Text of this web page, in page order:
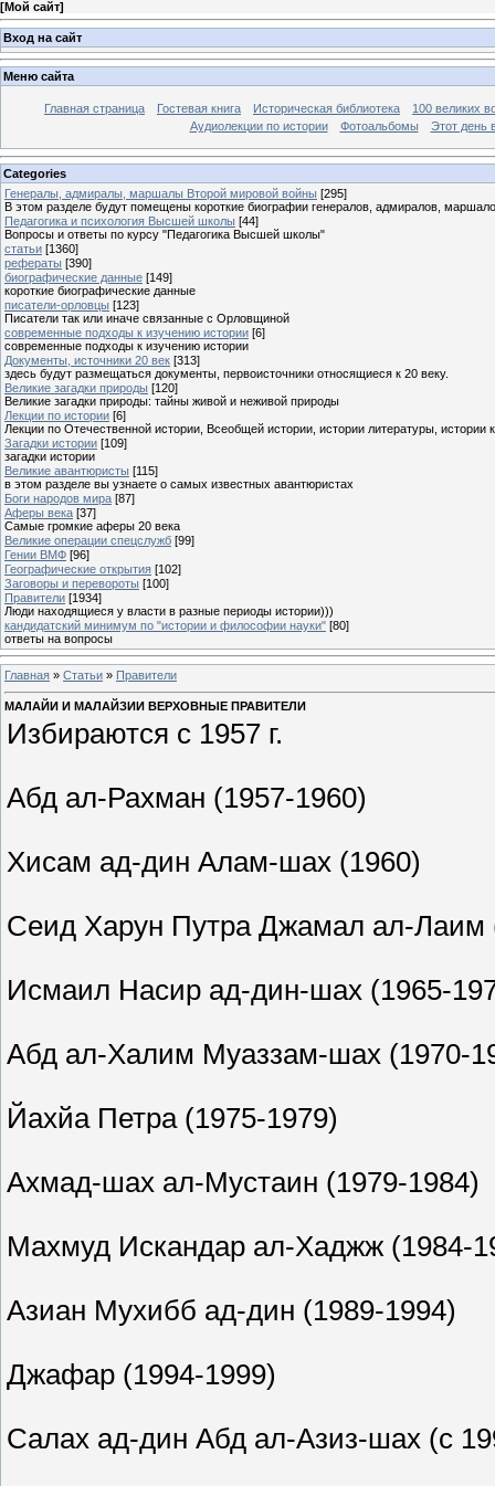
[Мой сайт]
Вход на сайт
Меню сайта
Главная страница Гостевая книга Историческая библиотека
100 великих
Аудиолекции по истории
Фотоальбомы Этот день
Categories
Генералы, адмиралы, маршалы Второй мировой войны [295]
В этом разделе будут помещены короткие биографии генералов, адмиралов,
Педагогика и психология Высшей школы [44]
Вопросы и ответы по курсу "Педагогика Высшей школы"
статьи [1360]
рефераты [390]
биографические данные [149]
короткие биографические данные
писатели-орловцы [123]
Писатели так или иначе связанные с Орловщиной
современные подходы к изучению истории [6]
современные подходы к изучению истории
Документы, источники 20 век [313]
здесь будут размещаться документы, первоисточники относящиеся к 20 веку.
Великие загадки природы [120]
Великие загадки природы: тайны живой и неживой природы
Лекции по истории [6]
Лекции по Отечественной истории, Всеобщей истории, истории литературы, истории
Загадки истории [109]
загадки истории
Великие авантюристы [115]
в этом разделе вы узнаете о самых известных авантюристах
Боги народов мира [87]
Аферы века [37]
Самые громкие аферы 20 века
Великие операции спецслужб [99]
Гении ВМФ [96]
Географические открытия [102]
Заговоры и перевороты [100]
Правители [1934]
Люди находящиеся у власти в разные периоды истории)))
кандидатский минимум по "истории и философии науки" [80]
ответы на вопросы
Главная » Статьи » Правители
МАЛАЙИ И МАЛАЙЗИИ ВЕРХОВНЫЕ ПРАВИТЕЛИ
Избираются с 1957 г.
Абд ал-Рахман (1957-1960)
Хисам ад-дин Алам-шах (1960)
Сеид Харун Путра Джамал ал-Лаим
Исмаил Насир ад-дин-шах (1965-
Абд ал-Халим Муаззам-шах (1970-
Йахйа Петра (1975-1979)
Ахмад-шах ал-Мустаин (1979-1984)
Махмуд Искандар ал-Хаджж (1984-
Азиан Мухибб ад-дин (1989-1994)
Джафар (1994-1999)
Салах ад-дин Абд ал-Азиз-шах (с